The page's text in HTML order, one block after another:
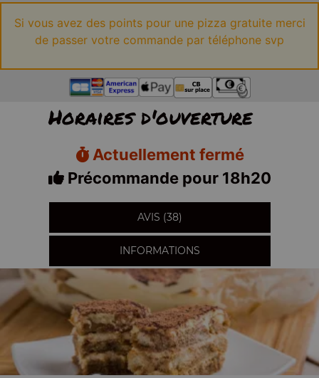
Si vous avez des points pour une pizza gratuite merci
de passer votre commande par téléphone svp
Horaires d'ouverture
Actuellement fermé
Précommande pour 18h20
AVIS (38)
INFORMATIONS